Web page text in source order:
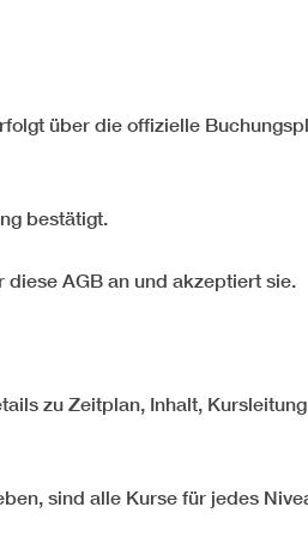
über die offizielle
bestätigt.
AGB an und akzeptiert sie.
zu Zeitplan, Inhalt,
sind alle Kurse für jedes